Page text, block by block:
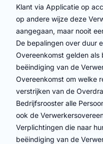
Klant via Applicatie op
op andere wijze deze
aangegaan, maar nooit
De bepalingen over duur
Overeenkomst gelden
beëindiging van de
Overeenkomst om welke
verstrijken van de
Bedrijfsrooster alle
ook de
Verplichtingen die naar
beëindiging van de